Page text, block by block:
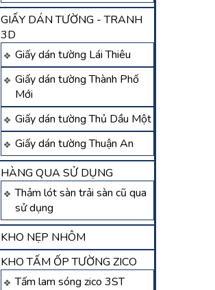
GIẤY DÁN TƯỜNG - TRANH
3D
Giấy dán tường Lái Thiêu
Giấy dán tường Thành Phố
Mới
Giấy dán tường Thủ Dầu Một
Giấy dán tường Thuận An
HÀNG QUA SỬ DỤNG
Thảm lót sàn trải sàn cũ qua
sử dụng
KHO NẸP NHÔM
KHO TẤM ỐP TƯỜNG ZICO
Tấm lam sóng zico 3ST